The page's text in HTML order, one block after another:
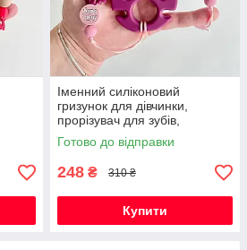
Іменний силіконовий
гризунок для дівчинки,
прорізувач для зубів,
Монстера (винний)
Готово до відправки
248 ₴ 310 ₴
Купити